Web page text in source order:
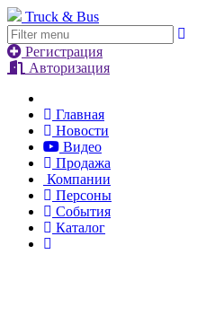
Truck & Bus
Регистрация
Авторизация
Главная
Новости
Видео
Продажа
Компании
Персоны
События
Каталог